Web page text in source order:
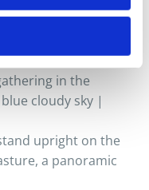
wijitpanya
play in the dirt |
in the
cloudy sky |
upright on the
a panoramic